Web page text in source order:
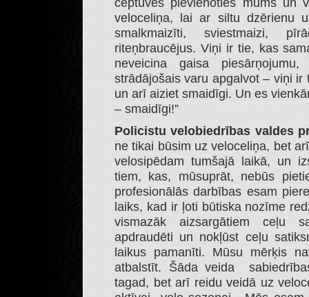
ceptuves pievienoties mums un
veloceliņa, lai ar siltu dzērienu
smalkmaizīti, sviestmaizi,
riteņbraucējus. Viņi ir tie, kas
neveicina gaisa
strādājošais varu apgalvot – viņi
un arī aiziet smaidīgi. Un es
– smaidīgi!”
Policistu velobiedrības valdes
ne tikai būsim uz veloceliņa, bet
velosipēdam tumšajā laikā, un
tiem, kas, mūsuprāt, nebūs
profesionālās darbības esam
laiks, kad ir ļoti būtiska nozīme
vismazāk aizsargātiem ceļu
apdraudēti un nokļūst ceļu
laikus pamanīti. Mūsu mērķis
atbalstīt. Šāda veida
tagad, bet arī reidu veidā uz